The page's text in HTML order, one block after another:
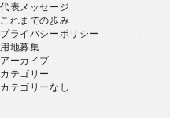
代表メッセージ
これまでの歩み
プライバシーポリシー
用地募集
アーカイブ
カテゴリー
カテゴリーなし